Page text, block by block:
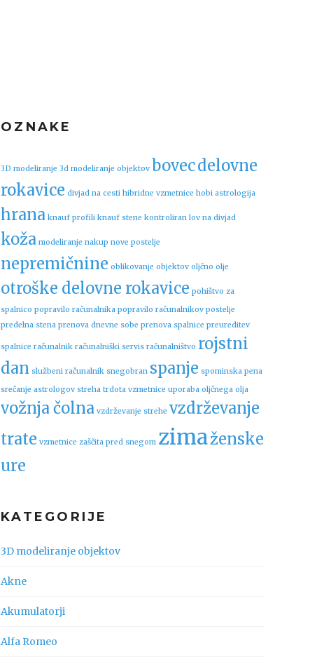
OZNAKE
3D modeliranje 3d modeliranje objektov bovecdelovne
rokavice divjad na cesti hibridne vzmetnice hobi astrologija
hrana knauf profili knauf stene kontroliran lov na divjad
koža modeliranje nakup nove postelje
nepremičnine oblikovanje objektov oljčno olje
otroške delovne rokavice pohištvo za
spalnico popravilo računalnika popravilo računalnikov postelje
predelna stena prenova dnevne sobe prenova spalnice preureditev
spalnice računalnik računalniški servis računalništvo rojstni
dan službeni računalnik snegobran spanje spominska pena
srečanje astrologov streha trdota vzmetnice uporaba oljčnega olja
vožnja čolna vzdrževanje strehe vzdrževanje
trate vzmetnice zaščita pred snegom zimaženske
ure
KATEGORIJE
3D modeliranje objektov
Akne
Akumulatorji
Alfa Romeo